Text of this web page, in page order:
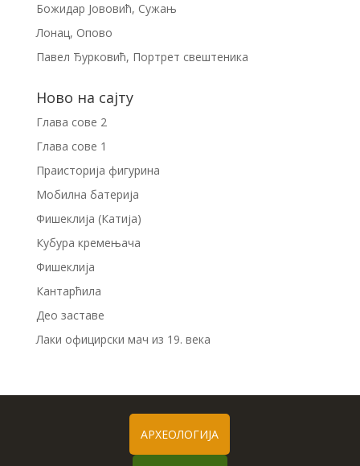
Божидар Јововић, Сужањ
Лонац, Опово
Павел Ђурковић, Портрет свештеника
Ново на сајту
Глава сове 2
Глава сове 1
Праисторија фигурина
Мобилна батерија
Фишеклија (Катија)
Кубура кремењача
Фишеклија
Кантарћила
Део заставе
Лаки официрски мач из 19. века
АРХЕОЛОГИЈА